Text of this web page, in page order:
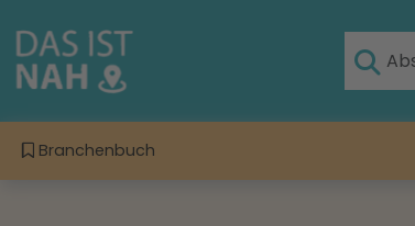
Branchenbuch